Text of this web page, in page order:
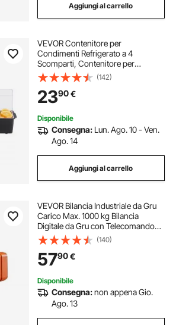
Aggiungi al carrello
VEVOR Contenitore per
Condimenti Refrigerato a 4
Scomparti, Contenitore per
Condimenti Raffreddato a Ghiaccio,
Vassoio per Guarnizioni Refrigerato
con Coperchio, per Forniture per
Casa e Ristorante
(142)
2390€
Disponibile
Consegna: Lun. Ago. 10 - Ven.
Ago. 14
Aggiungi al carrello
VEVOR Bilancia Industriale da Gru
Carico Max. 1000 kg Bilancia
Digitale da Gru con Telecomando
Alloggiamento in Alluminio Fuso
Display a LED ad Alta Precisione,
Bilancia Digitale per Carichi Pesanti
(140)
5790€
Disponibile
Consegna:non appena Gio.
Ago. 13